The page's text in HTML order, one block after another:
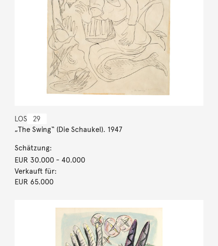
LOS 29
„The Swing“ (Die Schaukel). 1947
Schätzung:
EUR 30.000- 40.000
Verkauft für:
EUR 65.000